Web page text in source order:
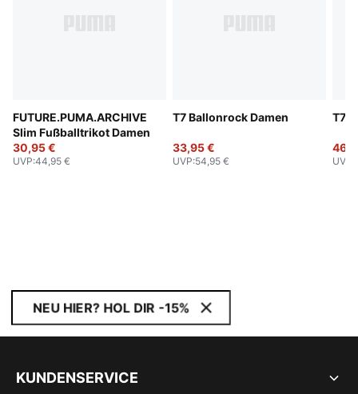
FUTURE.PUMA.ARCHIVE
Slim Fußballtrikot Damen
30,95 €
UVP:44,95 €
T7 Ballonrock Damen
33,95 €
UVP:54,95 €
T7
UVP
NEU HIER? HOL DIR -15%
KUNDENSERVICE